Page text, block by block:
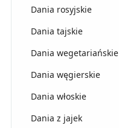
Dania rosyjskie
Dania tajskie
Dania wegetariańskie
Dania węgierskie
Dania włoskie
Dania z jajek